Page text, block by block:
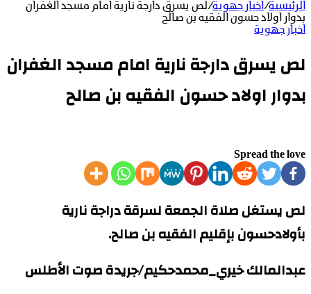
الرئيسية/ اخبار جهوية/لص يسرق دارجة نارية امام مسجد الغفران
بدوار اولاد حسون الفقيه بن صالح
اخبار جهوية
لص يسرق دارجة نارية امام مسجد الغفران
بدوار اولاد حسون الفقيه بن صالح
Spread the love
لص يستغل صلاة الجمعة لسرقة دراجة نارية
بأولادحسون بإقليم الفقيه بن صالح.
عبدالمالك خيري_محمدحكيم/جريدة صوت الأطلس